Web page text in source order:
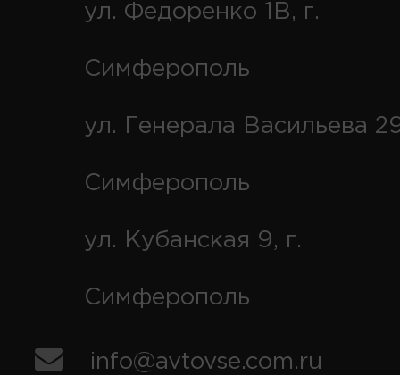
ул. Федоренко 1В, г.
Симферополь
ул. Генерала Васильева
Симферополь
ул. Кубанская 9, г.
Симферополь
info@avtovse.com.ru